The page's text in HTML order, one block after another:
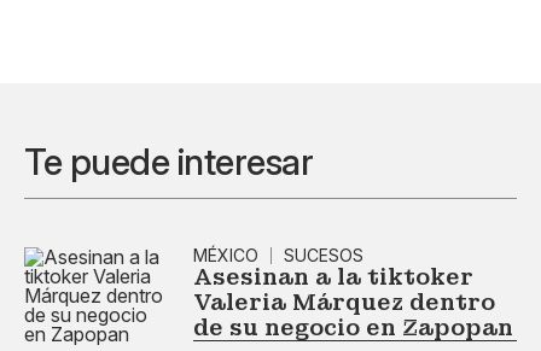
Te puede interesar
MÉXICO SUCESOS
Asesinan a la tiktoker
Valeria Márquez dentro
de su negocio en Zapopan